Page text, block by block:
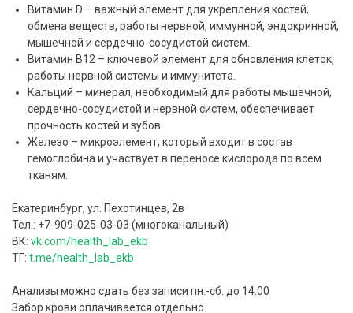
Витамин D – важный элемент для укрепления костей,
обмена веществ, работы нервной, иммунной, эндокринной,
мышечной и сердечно-сосудистой систем.
Витамин B12 – ключевой элемент для обновления клеток,
работы нервной системы и иммунитета.
Кальций – минерал, необходимый для работы мышечной,
сердечно-сосудистой и нервной систем, обеспечивает
прочность костей и зубов.
Железо – микроэлемент, который входит в состав
гемоглобина и участвует в переносе кислорода по всем
тканям.
Екатеринбург, ул. Пехотинцев, 2в
Тел.: +7-909-025-03-03 (многоканальный)
ВК: vk.com/health_lab_ekb
ТГ: t.me/health_lab_ekb
Анализы можно сдать без записи пн.-сб. до 14.00
Забор крови оплачивается отдельно